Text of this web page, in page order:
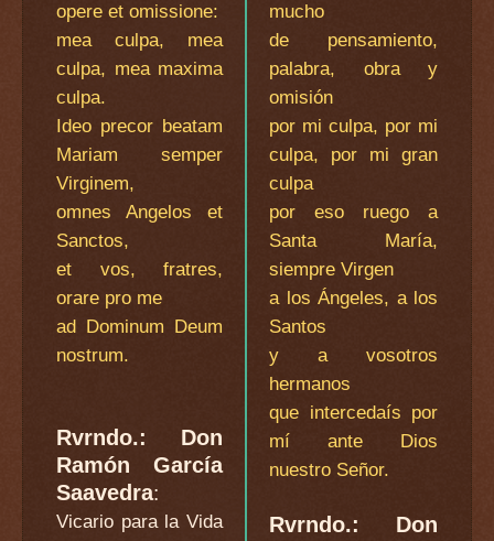
opere et omissione:
mea culpa, mea
culpa, mea maxima
culpa.
Ideo precor beatam
Mariam semper
Virginem,
omnes Angelos et
Sanctos,
et vos, fratres,
orare pro me
ad Dominum Deum
nostrum.
Rvrndo.: Don
Ramón García
Saavedra:
Vicario para la Vida
mucho
de pensamiento,
palabra, obra y
omisión
por mi culpa, por mi
culpa, por mi gran
culpa
por eso ruego a
Santa María,
siempre Virgen
a los Ángeles, a los
Santos
y a vosotros
hermanos
que intercedaís por
mí ante Dios
nuestro Señor.
Rvrndo.: Don